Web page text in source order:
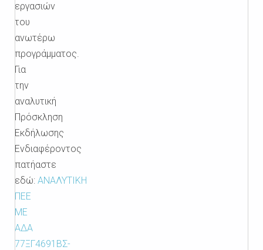
εργασιών
του
ανωτέρω
προγράμματος.
Για
την
αναλυτική
Πρόσκληση
Εκδήλωσης
Ενδιαφέροντος
πατήαστε
εδώ: ΑΝΑΛΥΤΙΚΗ
ΠΕΕ
ΜΕ
ΑΔΑ
77ΞΓ4691ΒΣ-